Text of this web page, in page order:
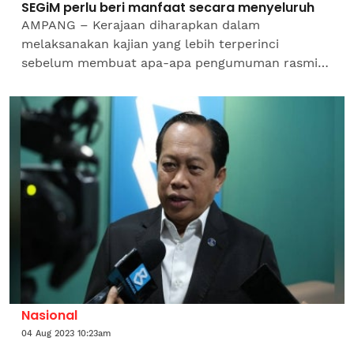
SEGiM perlu beri manfaat secara menyeluruh
AMPANG – Kerajaan diharapkan dalam
melaksanakan kajian yang lebih terperinci
sebelum membuat apa-apa pengumuman rasmi
Malaysia (SEGiM). Harapan itu...
Nasional
04 Aug 2023 10:23am